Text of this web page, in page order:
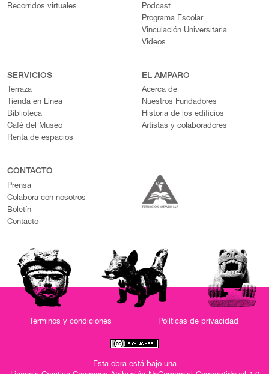
Recorridos virtuales
Podcast
Programa Escolar
Vinculación Universitaria
Videos
SERVICIOS
Terraza
Tienda en Línea
Biblioteca
Café del Museo
Renta de espacios
EL AMPARO
Acerca de
Nuestros Fundadores
Historia de los edificios
Artistas y colaboradores
CONTACTO
Prensa
Colabora con nosotros
Boletín
Contacto
Términos y condiciones Políticas de privacidad
Esta obra está bajo una